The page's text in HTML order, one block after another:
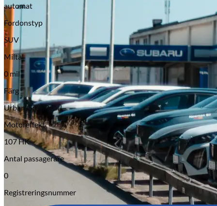
Opel
Serviceverkstad
automat
Fordonstyp
SUV
Miltal
0 mil
Färg
Urban Grey Pearl
Motoreffekt
107 HK
Antal passagerare
0
Registreringsnummer